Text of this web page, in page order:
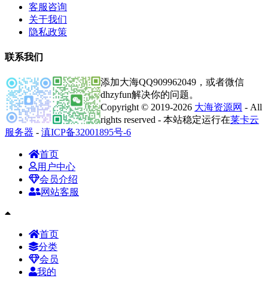
客服咨询
关于我们
隐私政策
联系我们
添加大海QQ909962049，或者微信
dhzyfun解决你的问题。
Copyright © 2019-2026 大海资源网 - All
rights reserved - 本站稳定运行在莱卡云
服务器 - 滇ICP备32001895号-6
首页
用户中心
会员介绍
网站客服
首页
分类
会员
我的